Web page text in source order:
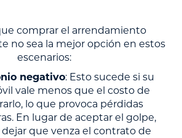
comprar el arrendamiento
no sea la mejor opción en estos
escenarios:
negativo: Esto sucede si su
vale menos que el costo de
lo que provoca pérdidas
En lugar de aceptar el golpe,
que venza el contrato de